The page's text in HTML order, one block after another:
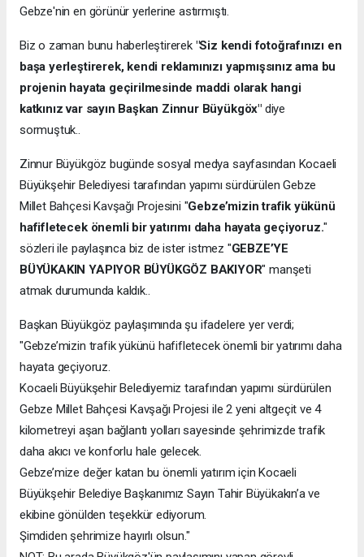
Gebze'nin en görünür yerlerine astırmıştı.
Biz o zaman bunu haberleştirerek "Siz kendi fotoğrafınızı en
başa yerleştirerek, kendi reklamınızı yapmışsınız ama bu
projenin hayata geçirilmesinde maddi olarak hangi
katkınız var sayın Başkan Zinnur Büyükgöx" diye
sormuştuk..
Zinnur Büyükgöz bugünde sosyal medya sayfasından Kocaeli
Büyükşehir Belediyesi tarafından yapımı sürdürülen Gebze
Millet Bahçesi Kavşağı Projesini "Gebze’mizin trafik yükünü
hafifletecek önemli bir yatırımı daha hayata geçiyoruz."
sözleri ile paylaşınca biz de ister istmez "GEBZE’YE
BÜYÜKAKIN YAPIYOR BÜYÜKGÖZ BAKIYOR" manşeti
atmak durumunda kaldık..
Başkan Büyükgöz paylaşımında şu ifadelere yer verdi;
"Gebze’mizin trafik yükünü hafifletecek önemli bir yatırımı daha
hayata geçiyoruz.
Kocaeli Büyükşehir Belediyemiz tarafından yapımı sürdürülen
Gebze Millet Bahçesi Kavşağı Projesi ile 2 yeni altgeçit ve 4
kilometreyi aşan bağlantı yolları sayesinde şehrimizde trafik
daha akıcı ve konforlu hale gelecek.
Gebze’mize değer katan bu önemli yatırım için Kocaeli
Büyükşehir Belediye Başkanımız Sayın Tahir Büyükakın’a ve
ekibine gönülden teşekkür ediyorum.
Şimdiden şehrimize hayırlı olsun."